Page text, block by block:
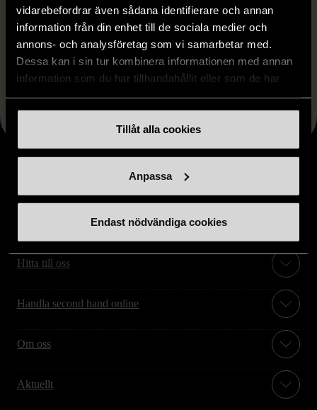
vidarebefordrar även sådana identifierare och annan
information från din enhet till de sociala medier och
annons- och analysföretag som vi samarbetar med.
Dessa kan i sin tur kombinera informationen med annan
information som du har tillhandahållit eller som de har
Tillåt alla cookies
Anpassa
Endast nödvändiga cookies
FRÅN SAMMA VARUMÄRKE
Hitta produkter från samma varumärke
Hitta till oss
Handla second hand online
Om oss
Aktuellt